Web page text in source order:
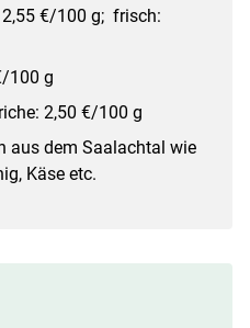
€/100 g; frisch:
100 g
2,50 €/100 g
aus dem Saalachtal wie
Käse etc.